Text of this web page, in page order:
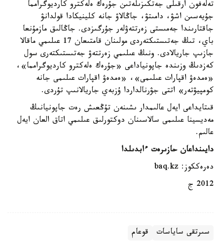
تەلەفون ارقىلى جەتكىزىلەتىن جۇرەك ەلەكترو كارديوگرامما
جۇيەسىن اشۋ، دامىتۋ، جاڭالاۋ جانە كلينيكادا قولدانۋ
جاقتارىندا جەمىستى زەرتتەۋلەر جۇرگىزدى. جاڭالىق مازمۇنعا
باي، تىڭ جەتىستىكتەردى مولىنان قامتىعان 17 عىلىمي ماقالا
جازىپ جاريالادى. ونىڭ عىلىمي زەرتتەۋ جەتىستىكتەرى سول
كەزدىڭ وزىندە جاپونياداعى «جۇرەك ەلەكترو كارديوگرامما»،
«ەمدەۋ اقپارات عىلىمى»، «ەمدەۋ اقپارات عىلىمى جانە
كومپيۋتەر» اتتى جۋرنالداردا ۇزبەي جاريالانىپ تۇردى.
قىتايداعى ايەل عالىمدار ىشىنەن تۇڭعىش رەت جاپونيانىڭ
مەديسينا عىلىمى سالاسىنان دوكتورلىق عىلىمي اتاق العان ايەل
عالىم.
دايىنداعان حازىرەت ءابدىلدا
دەرەككوز: baq.kz
2012 ج
سىرتقى ساياسات قوعام